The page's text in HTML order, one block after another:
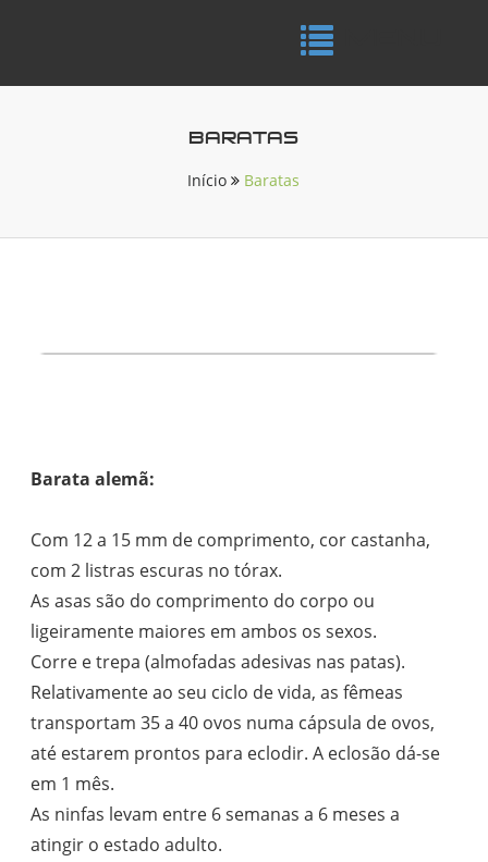
BARATAS
Início Baratas
Barata alemã:
Com 12 a 15 mm de comprimento, cor castanha,
com 2 listras escuras no tórax.
As asas são do comprimento do corpo ou
ligeiramente maiores em ambos os sexos.
Corre e trepa (almofadas adesivas nas patas).
Relativamente ao seu ciclo de vida, as fêmeas
transportam 35 a 40 ovos numa cápsula de ovos,
até estarem prontos para eclodir. A eclosão dá-se
em 1 mês.
As ninfas levam entre 6 semanas a 6 meses a
atingir o estado adulto.